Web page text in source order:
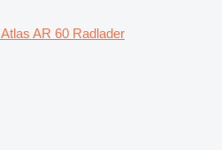
Atlas AR 60 Radlader